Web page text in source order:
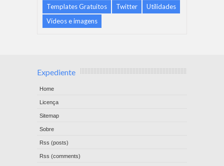
Templates Gratuitos
Twitter
Utilidades
Vídeos e imagens
Expediente
Home
Licença
Sitemap
Sobre
Rss (posts)
Rss (comments)